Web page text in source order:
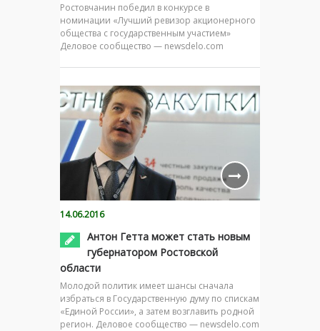
Ростовчанин победил в конкурсе в
номинации «Лучший ревизор акционерного
общества с государственным участием»
Деловое сообщество — newsdelo.com
14.06.2016
Антон Гетта может стать новым
губернатором Ростовской
области
Молодой политик имеет шансы сначала
избраться в Государственную думу по спискам
«Единой России», а затем возглавить родной
регион. Деловое сообщество — newsdelo.com